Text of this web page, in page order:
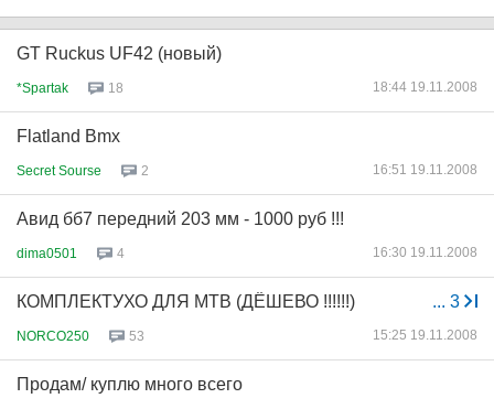
GT Ruckus UF42 (новый)
*Spartak 18 18:44 19.11.2008
Flatland Bmx
Secret Sourse 2 16:51 19.11.2008
Авид бб7 передний 203 мм - 1000 руб !!!
dima0501 4 16:30 19.11.2008
... 3
КОМПЛЕКТУХО ДЛЯ MTB (ДЁШЕВО !!!!!!)
NORCO250 53 15:25 19.11.2008
Продам/ куплю много всего